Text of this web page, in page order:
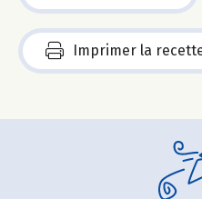
Imprimer la